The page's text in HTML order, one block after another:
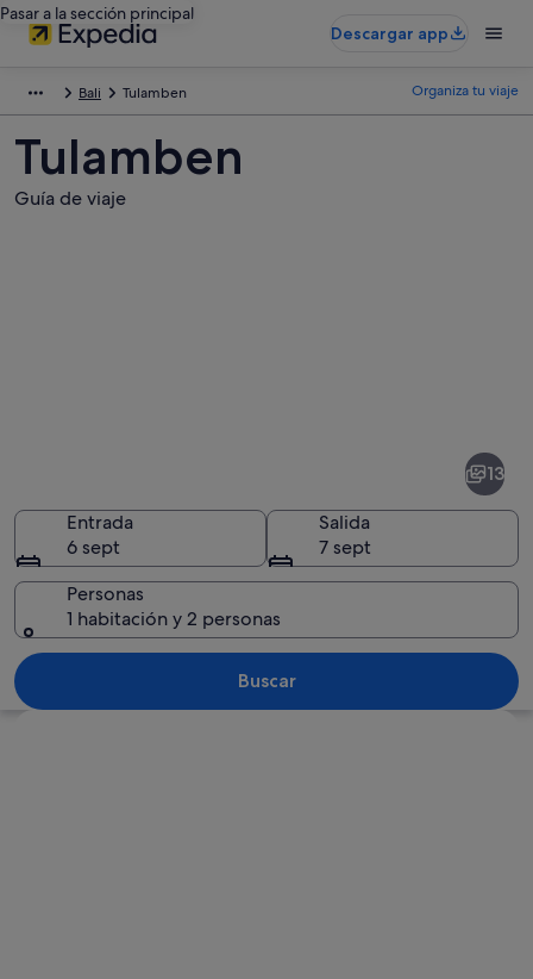
Pasar a la sección principal
Descargar app
Bali Tulamben Organiza tu viaje
Tulamben
Guía de viaje
Una isla con una montaña, rodeada
13
Entrada
6 sept
Salida
7 sept
Personas
1 habitación y 2 personas
Buscar